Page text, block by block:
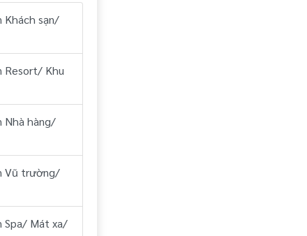
Khách sạn/
Resort/ Khu
Nhà hàng/
Vũ trường/
Spa/ Mát xa/